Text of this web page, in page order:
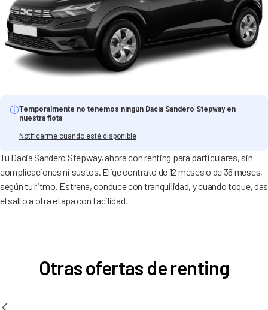
Temporalmente no tenemos ningún Dacia Sandero Stepway en
nuestra flota
Notificarme cuando esté disponible
Tu Dacia Sandero Stepway, ahora con renting para particulares, sin
complicaciones ni sustos. Elige contrato de 12 meses o de 36 meses,
según tu ritmo. Estrena, conduce con tranquilidad, y cuando toque, das
el salto a otra etapa con facilidad.
Otras ofertas de renting